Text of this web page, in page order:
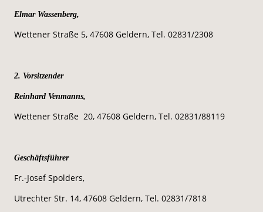
Elmar Wassenberg,
Wettener Straße 5, 47608 Geldern, Tel. 02831/2308
2. Vorsitzender
Reinhard Venmanns,
Wettener Straße  20, 47608 Geldern, Tel. 02831/88119
Geschäftsführer
Fr.-Josef Spolders,
Utrechter Str. 14, 47608 Geldern, Tel. 02831/7818